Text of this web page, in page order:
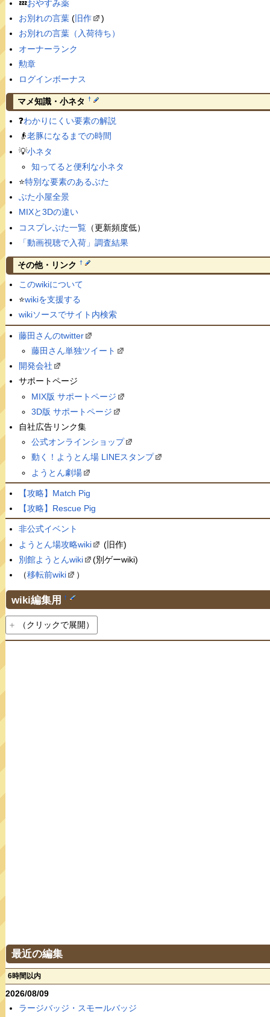
💤おやすみ薬
お別れの言葉(旧作
)
お別れの言葉（入荷待ち）
オーナーランク
勲章
ログインボーナス
マメ知識・小ネタ †
❓わかりにくい要素の解説
👴老豚になるまでの時間
💡小ネタ
知ってると便利な小ネタ
⭐️特別な要素のあるぶた
ぶた小屋全景
MIXと3Dの違い
コスプレぶた一覧（更新頻度低）
「動画視聴で入荷」調査結果
その他・リンク †
このwikiについて
⭐️wikiを支援する
wikiソースでサイト内検索
藤田さんのtwitter
藤田さん単独ツイート
開発会社
サポートページ
MIX版 サポートページ
3D版 サポートページ
自社広告リンク集
公式オンラインショップ
動く！ようとん場 LINEスタンプ
ようとん劇場
【攻略】Match Pig
【攻略】Rescue Pig
非公式イベント
ようとん場攻略wiki
(旧作)
別館ようとんwiki
(別ゲーwiki)
（移転前wiki ）
wiki編集用 †
（クリックで展開）
最近の編集
6時間以内
2026/08/09
ラージバッジ・スモールバッジ